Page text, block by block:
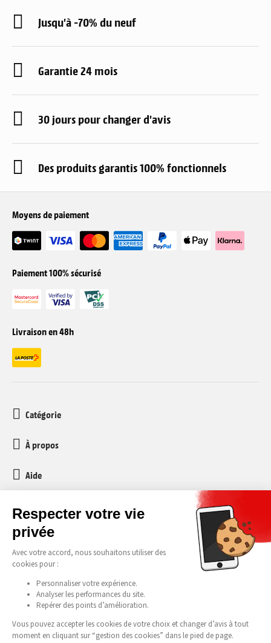
Jusqu'à -70% du neuf
Garantie 24 mois
30 jours pour changer d'avis
Des produits garantis 100% fonctionnels
Moyens de paiement
Paiement 100% sécurisé
Livraison en 48h
Catégorie
À propos
Aide
Service client
media-markt-refurbished@recommerce.com
Lundi-Vendredi 08:00-17:00